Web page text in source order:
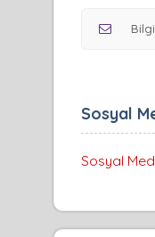
Sosyal
Sosyal